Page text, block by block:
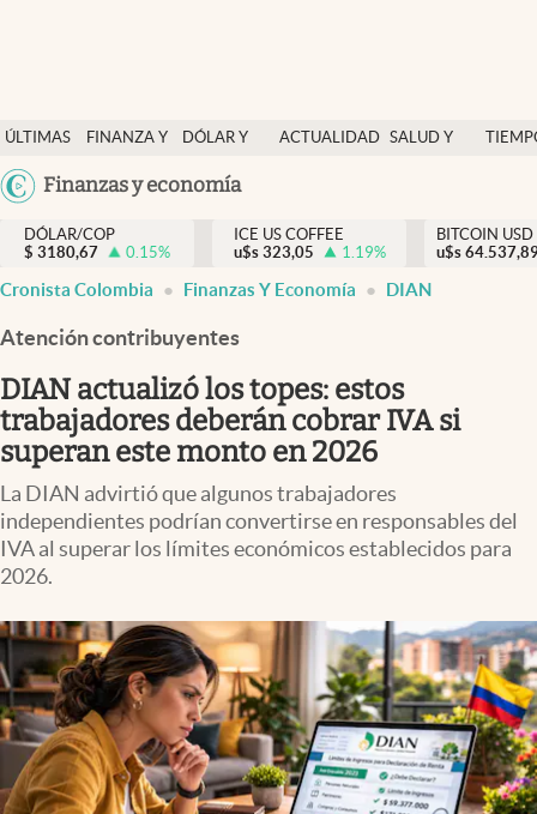
ÚLTIMAS
NOTICIAS
FINANZA Y
DÓLAR Y
ACTUALIDAD SALUD Y
México
Finanzas y economía
Salud y nutrición
Vida espiritual
Actualidad
Colombia
DÓLAR/COP
$ 3180,67 0.15%
ICE US COFFEE
u$s 323,05 1.19%
BITCOIN USD
u$s
Cronista Colombia Finanzas Y Economía DIAN
Atención contribuyentes
DIAN actualizó los topes: estos
trabajadores deberán cobrar IVA si
superan este monto en 2026
La DIAN advirtió que algunos trabajadores
independientes podrían convertirse en responsables del
IVA al superar los límites económicos establecidos para
2026.